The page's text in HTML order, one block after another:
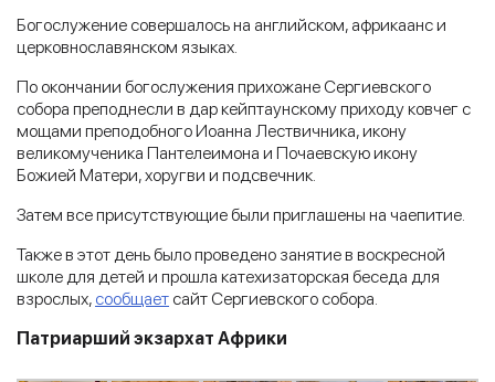
Богослужение совершалось на английском, африкаанс и
церковнославянском языках.
По окончании богослужения прихожане Сергиевского
собора преподнесли в дар кейптаунскому приходу ковчег с
мощами преподобного Иоанна Лествичника, икону
великомученика Пантелеимона и Почаевскую икону
Божией Матери, хоругви и подсвечник.
Затем все присутствующие были приглашены на чаепитие.
Также в этот день было проведено занятие в воскресной
школе для детей и прошла катехизаторская беседа для
взрослых, сообщает сайт Сергиевского собора.
Патриарший экзархат Африки